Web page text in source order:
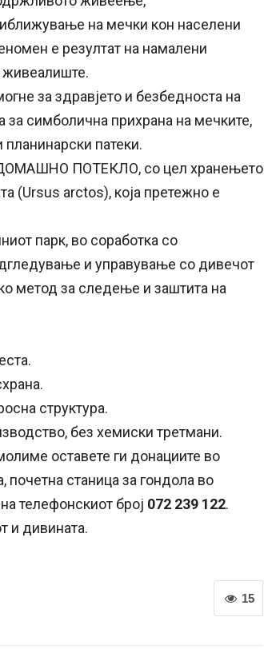
на мечки кон населени
е резултат на намалени
живеалиште.
за здравјето и безбедноста на
за симболична прихрана на мечките,
патеки.
ПОТЕКЛО, со цел хранењето
(Ursus arctos), која претежно е
парк, во соработка со
и управување со дивечот
метод за следење и заштита на
структура.
без хемиски третмани.
оставете ги донациите во
станица за гондола во
телефонскиот број 072 239 122.
и дивината.
15